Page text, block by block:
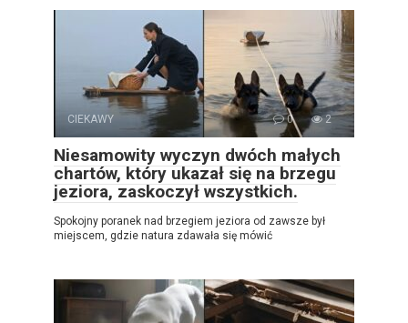
CIEKAWY 0 2
Niesamowity wyczyn dwóch małych
chartów, który ukazał się na brzegu
jeziora, zaskoczył wszystkich.
Spokojny poranek nad brzegiem jeziora od zawsze był
miejscem, gdzie natura zdawała się mówić